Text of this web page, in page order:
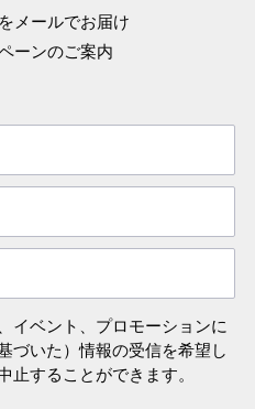
メールでお届け
ーンのご案内
イベント、プロモーションに
づいた）情報の受信を希望し
止することができます。